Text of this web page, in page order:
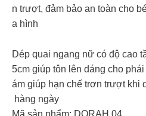
n trượt, đảm bảo an toàn cho
a hình
Dép quai ngang nữ có độ cao
5cm giúp tôn lên dáng cho
ám giúp hạn chế trơn trượt khi
hàng ngày
Mã sản phẩm: DORAH.04